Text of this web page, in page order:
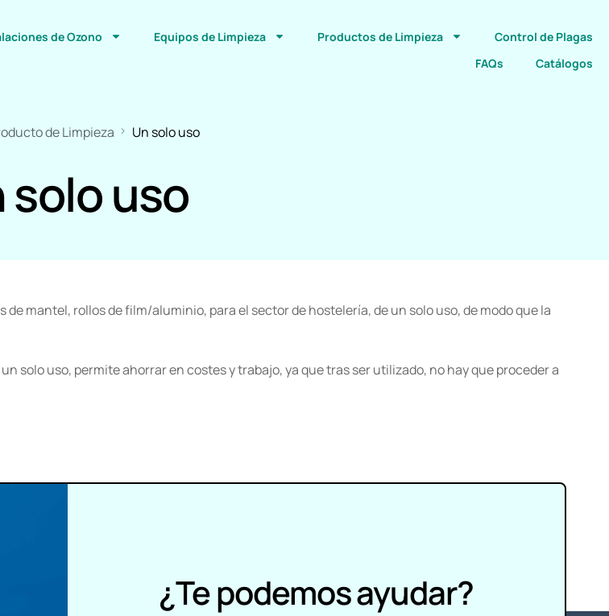
de Ozono Equipos de Limpieza Productos de Limpieza
Control de Plagas
FAQs
Catálogos
de Limpieza Un solo uso
solo uso
mantel, rollos de film/aluminio, para el sector de hostelería, de un solo uso, de modo que la
solo uso, permite ahorrar en costes y trabajo, ya que tras ser utilizado, no hay que proceder a
¿Te podemos ayudar?